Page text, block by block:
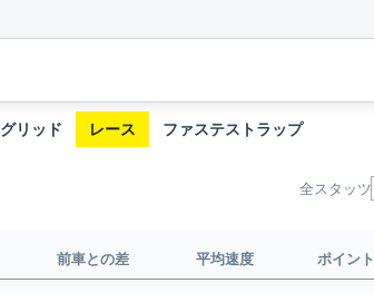
グリッド レース ファステストラップ
全スタッツ
前車との差 平均速度 ポイント